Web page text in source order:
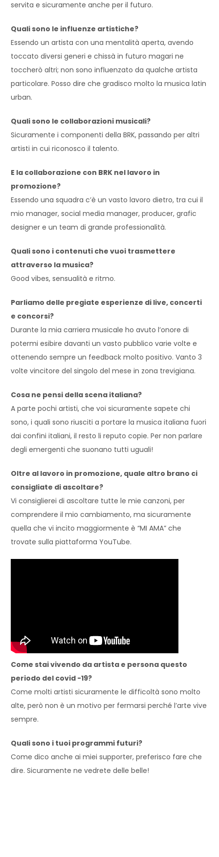
servita esicuramente anche per il futuro.
Quali sono le influenze artistiche?
Essendo un artista con una mentalità aperta, avendo
toccato diversi generi e chissà in futuro magari ne
toccherò altri; non sono influenzato da qualche artista
particolare. Posso direche gradisco molto la musica latin
urban.
Quali sono le collaborazioni musicali?
Sicuramente i componenti della BRK, passando per altri
artisti in cui riconosco il talento.
E la collaborazione con BRK nel lavoro in
promozione?
Essendo una squadra c’è un vasto lavoro dietro, tra cui il
mio manager, social media manager, producer,grafic
designer e un team di grande professionalità.
Quali sono i contenuti che vuoi trasmettere
attraverso la musica?
Goodvibes, sensualità e ritmo.
Parliamo delle pregiate esperienze di live, concerti
e concorsi?
Durante la mia carriera musicale ho avuto l’onore di
potermi esibire davanti un vasto pubblico varie volte e
ottenendo sempre un feedback molto positivo. Vanto 3
volte vincitore del singolo del mese in zona trevigiana.
Cosa ne pensi della scena italiana?
A parte pochi artisti, che voi sicuramente sapete chi
sono, i quali sono riusciti a portare la musica italiana fuori
dai confini italiani, il resto li reputo copie. Per non parlare
degli emergenti che suonano tutti uguali!
Oltre al lavoro in promozione, quale altro brano ci
consigliate di ascoltare?
Vi consiglierei di ascoltare tutte le mie canzoni, per
comprendere il mio cambiamento, ma sicuramente
quella che vi incito maggiormente è “MI AMA” che
trovate sulla piattaforma YouTube.
Come stai vivendo da artista e persona questo
periodo del covid -19?
Come molti artisti sicuramente le difficoltà sono molto
alte, però non è un motivo per fermarsi perché l’arte vive
sempre.
Quali sono i tuoi programmi futuri?
Come dico anche ai miei supporter, preferisco fare che
dire.Sicuramente ne vedrete delle belle!